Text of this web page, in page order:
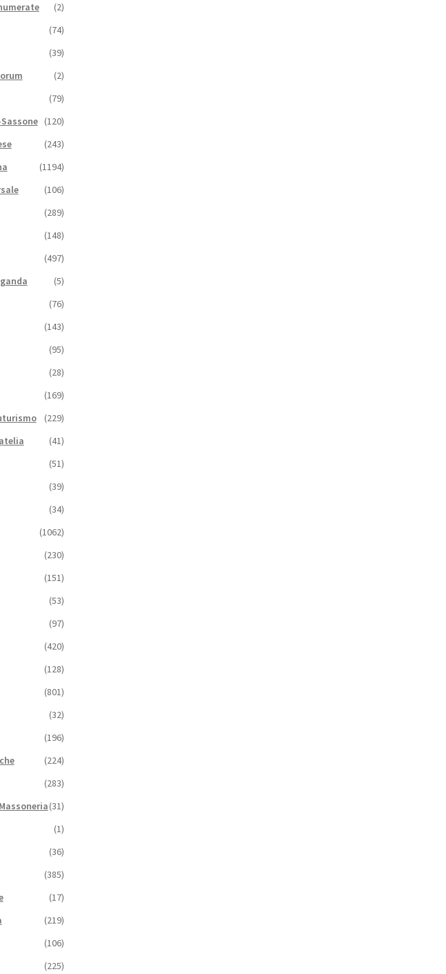
(2)
(74)
(39)
(2)
(79)
(120)
(243)
(1194)
(106)
(289)
(148)
(497)
(5)
(76)
(143)
(95)
(28)
(169)
(229)
(41)
(51)
(39)
(34)
(1062)
(230)
(151)
(53)
(97)
(420)
(128)
(801)
(32)
(196)
(224)
(283)
(31)
(1)
(36)
(385)
(17)
(219)
(106)
(225)